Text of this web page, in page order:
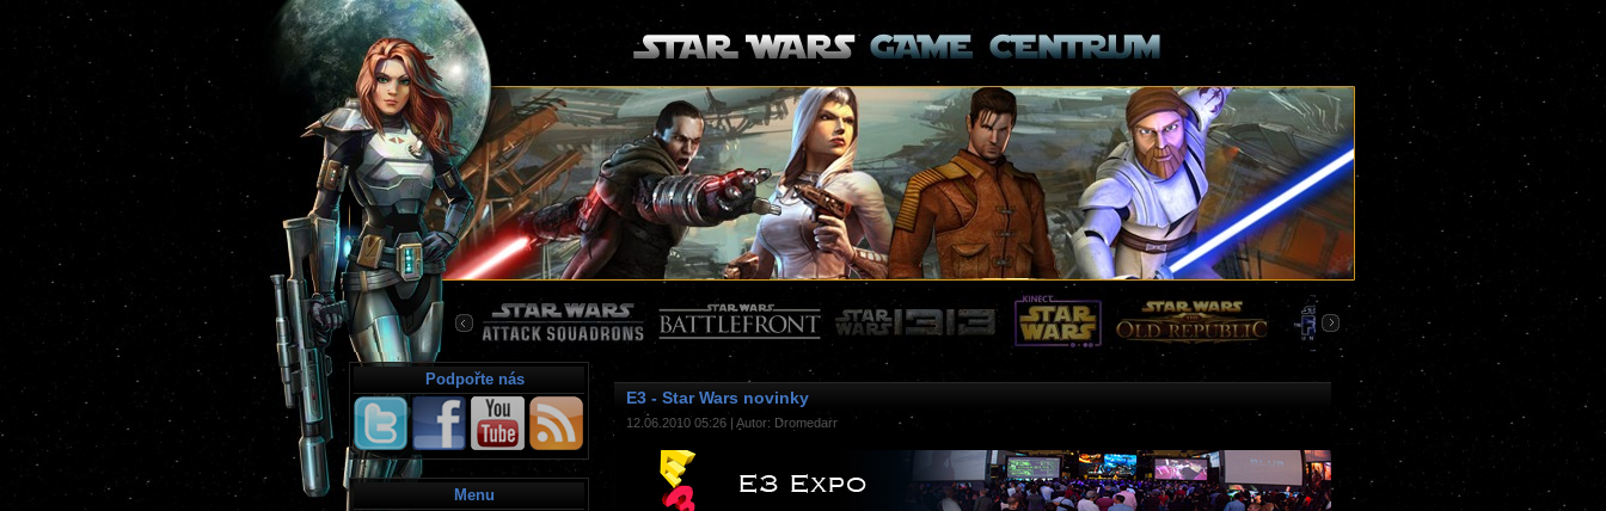
E3 - Star Wars novinky
12.06.2010 05:26 | Autor: Dromedarr
Podpořte nás
Menu